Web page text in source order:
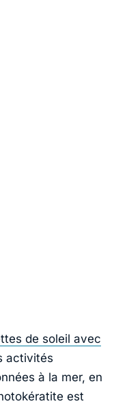
de soleil avec
activités
à la mer, en
est